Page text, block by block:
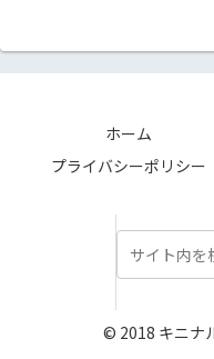
ホーム
プライバシーポリシー
© 2018 キニナ